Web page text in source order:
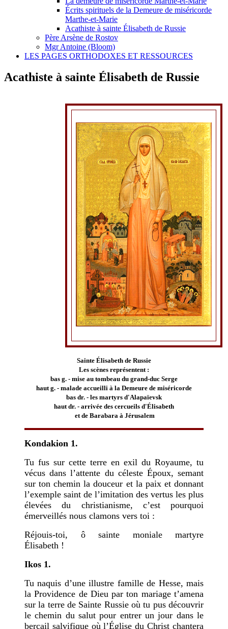
Écrits spirituels de la Demeure de miséricorde
Marthe-et-Marie
Acathiste à sainte Élisabeth de Russie
Père Arsène de Rostov
Mgr Antoine (Bloom)
LES PAGES ORTHODOXES ET RESSOURCES
Acathiste à sainte Élisabeth de Russie
Sainte Élisabeth de Russie
Les scènes représentent :
bas g. - mise au tombeau du grand-duc Serge
haut g. - malade accueilli à la Demeure de miséricorde
bas dr. - les martyrs d'Alapaïevsk
haut dr. - arrivée des cercueils d'Élisabeth
et de Barabara à Jérusalem
Kondakion 1.
Tu fus sur cette terre en exil du Royaume, tu
vécus dans l’attente du céleste Époux, semant
sur ton chemin la douceur et la paix et donnant
l’exemple saint de l’imitation des vertus les plus
élevées du christianisme, c’est pourquoi
émerveillés nous clamons vers toi :
Réjouis-toi, ô sainte moniale martyre
Élisabeth !
Ikos 1.
Tu naquis d’une illustre famille de Hesse, mais
la Providence de Dieu par ton mariage t’amena
sur la terre de Sainte Russie où tu pus découvrir
le chemin du salut pour entrer un jour dans le
bercail salvifique où l’Église du Christ chantera